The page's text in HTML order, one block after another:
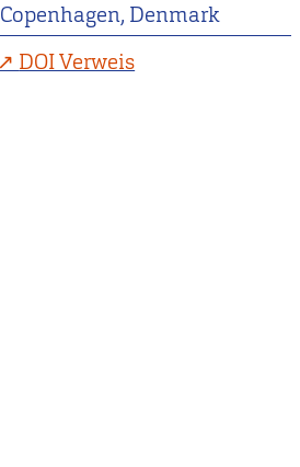
Copenhagen, Denmark
DOI Verweis